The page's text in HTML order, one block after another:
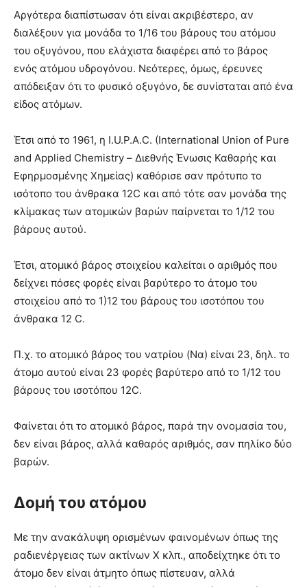
Αργότερα διαπίστωσαν ότι είναι ακριβέστερο, αν
διαλέξουν για μονάδα το 1/16 του βάρους του ατόμου
του οξυγόνου, που ελάχιστα διαφέρει από το βάρος
ενός ατόμου υδρογόνου. Νεότερες, όμως, έρευνες
απόδειξαν ότι το φυσικό οξυγόνο, δε συνίσταται από ένα
είδος ατόμων.
Έτσι από το 1961, η I.U.P.Α.C. (International Union of Pure
and Applied Chemistry – Διεθνής Ένωσις Καθαρής και
Εφηρμοσμένης Χημείας) καθόρισε σαν πρότυπο το
ισότοπο του άνθρακα 12C και από τότε σαν μονάδα της
κλίμακας των ατομικών βαρών παίρνεται το 1/12 του
βάρους αυτού.
Έτσι, ατομικό βάρος στοιχείου καλείται ο αριθμός που
δείχνει πόσες φορές είναι βαρύτερο το άτομο του
στοιχείου από το 1)12 του βάρους του ισοτόπου του
άνθρακα 12 C.
Π.χ. το ατομικό βάρος του νατρίου (Να) είναι 23, δηλ. το
άτομο αυτού είναι 23 φορές βαρύτερο από το 1/12 του
βάρους του ισοτόπου 12C.
Φαίνεται ότι το ατομικό βάρος, παρά την ονομασία του,
δεν είναι βάρος, αλλά καθαρός αριθμός, σαν πηλίκο δύο
βαρών.
Δομή του ατόμου
Με την ανακάλυψη ορισμένων φαινομένων όπως της
ραδιενέργειας των ακτίνων Χ κλπ., αποδείχτηκε ότι το
άτομο δεν είναι άτμητο όπως πίστευαν, αλλά